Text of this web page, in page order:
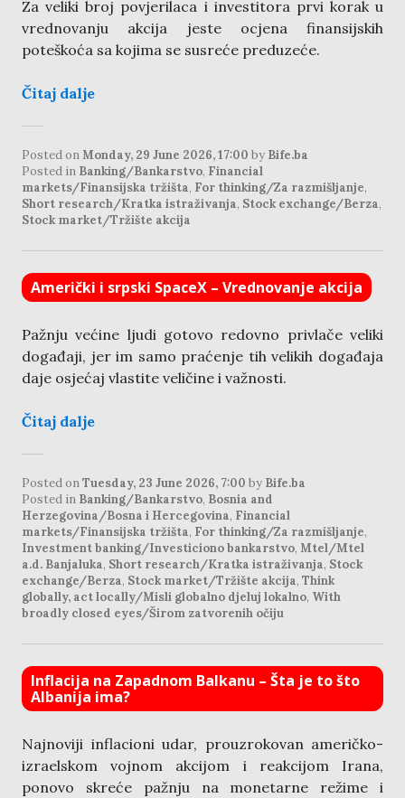
Za veliki broj povjerilaca i investitora prvi korak u
vrednovanju akcija jeste ocjena finansijskih
poteškoća sa kojima se susreće preduzeće.
Čitaj dalje
Posted on Monday, 29 June 2026, 17:00 by Bife.ba
Posted in Banking/Bankarstvo, Financial
markets/Finansijska tržišta, For thinking/Za razmišljanje,
Short research/Kratka istraživanja, Stock exchange/Berza,
Stock market/Tržište akcija
Američki i srpski SpaceX – Vrednovanje akcija
Pažnju većine ljudi gotovo redovno privlače veliki
događaji, jer im samo praćenje tih velikih događaja
daje osjećaj vlastite veličine i važnosti.
Čitaj dalje
Posted onTuesday, 23 June 2026, 7:00 by Bife.ba
Posted in Banking/Bankarstvo, Bosnia and
Herzegovina/Bosna i Hercegovina, Financial
markets/Finansijska tržišta, For thinking/Za razmišljanje,
Investment banking/Investiciono bankarstvo, Mtel/Mtel
a.d. Banjaluka, Short research/Kratka istraživanja, Stock
exchange/Berza, Stock market/Tržište akcija, Think
globally, act locally/Misli globalno djeluj lokalno, With
broadly closed eyes/Širom zatvorenih očiju
Inflacija na Zapadnom Balkanu – Šta je to što
Albanija ima?
Najnoviji inflacioni udar, prouzrokovan američko-
izraelskom vojnom akcijom i reakcijom Irana,
ponovo skreće pažnju na monetarne režime i